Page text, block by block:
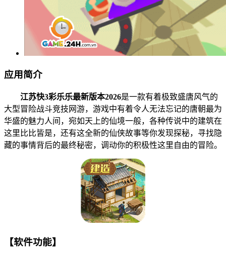
应用简介
江苏快3彩乐乐最新版本2026是一款有着极致盛唐风气的
大型冒险战斗竞技网游，游戏中有着令人无法忘记的唐朝最为
华盛的魅力人间，宛如天上的仙境一般，各种传说中的建筑在
这里比比皆是，还有这全新的仙侠故事等你发现探秘，寻找隐
藏的事情背后的最终秘密，调动你的积极性这里自由的冒险。
【软件功能】